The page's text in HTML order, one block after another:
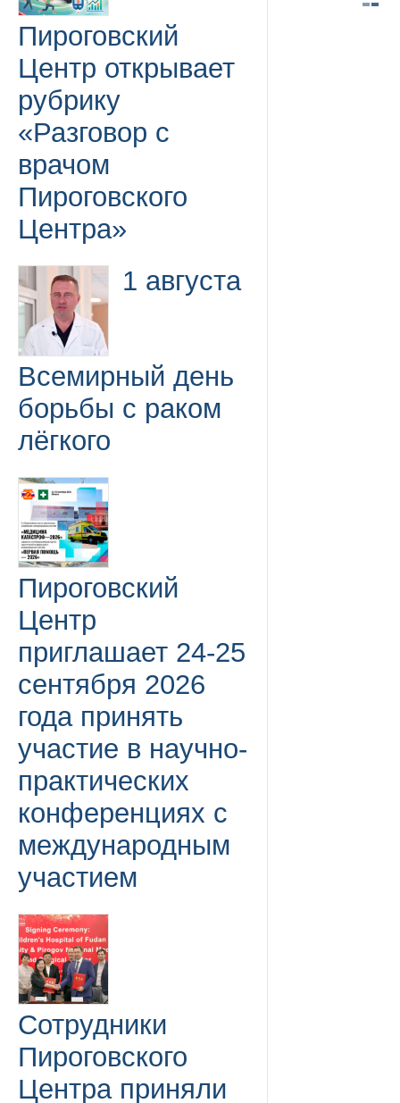
Пироговский
Центр открывает
рубрику
«Разговор с
врачом
Пироговского
Центра»
1 августа
Всемирный день
борьбы с раком
лёгкого
Пироговский
Центр
приглашает 24-25
сентября 2026
года принять
участие в научно-
практических
конференциях с
международным
участием
Сотрудники
Пироговского
Центра приняли